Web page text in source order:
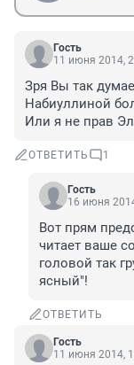
Гость
11 июня 2014,
Зря Вы так
Набиуллиной
Или я не прав
ОТВЕТИТЬ 1
Гость
16 июня
Вот прям
читает ваше
головой так
ясный"!
ОТВЕТИТЬ
Гость
11 июня 2014,